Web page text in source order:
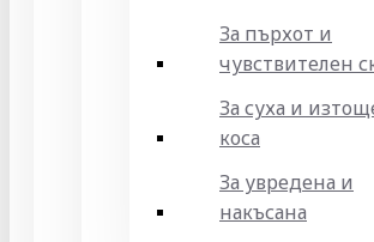
За пърхот и
чувствителен
За суха и
коса
За увредена и
накъсана